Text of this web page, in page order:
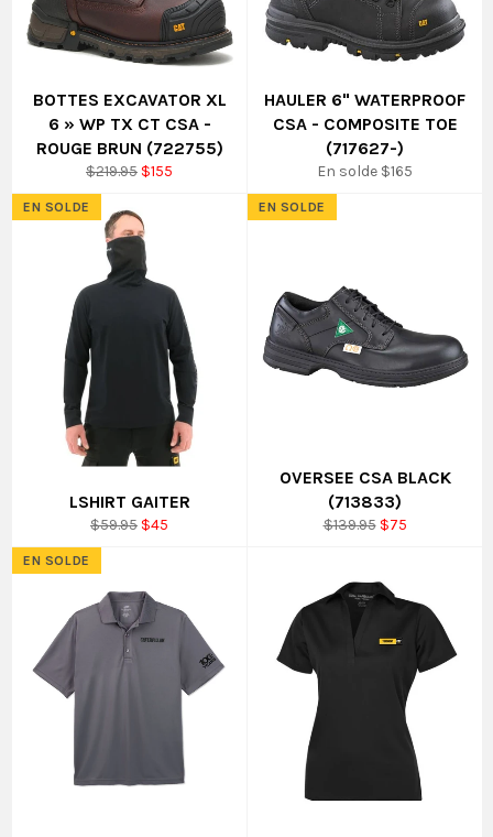
BOTTES EXCAVATOR XL
6 » WP TX CT CSA -
ROUGE BRUN (722755)
Prix
régulier
$219.95 Prix
$155
HAULER 6" WATERPROOF
CSA - COMPOSITE TOE
(717627-)
En solde $165
LSHIRT GAITER
Prix
régulier
$59.95 Prix
$45
EN SOLDE
OVERSEE CSA BLACK
(713833)
Prix
$139.95 Prix
$75
EN SOLDE
EN SOLDE